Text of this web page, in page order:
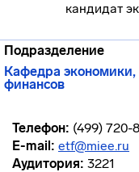
кандидат
Подразделение
Кафедра
финансов
Телефон: (499) 720-
E-mail: etf@miee.ru
Аудитория: 3221